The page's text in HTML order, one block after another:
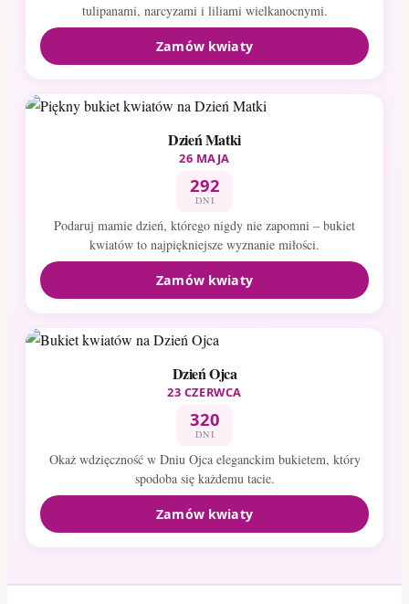
tulipanami, narcyzami i liliami wielkanocnymi.
Zamów kwiaty
Dzień Matki
26 MAJA
292
DNI
Podaruj mamie dzień, którego nigdy nie zapomni – bukiet
kwiatów to najpiękniejsze wyznanie miłości.
Zamów kwiaty
Dzień Ojca
23 CZERWCA
320
DNI
Okaż wdzięczność w Dniu Ojca eleganckim bukietem, który
spodoba się każdemu tacie.
Zamów kwiaty